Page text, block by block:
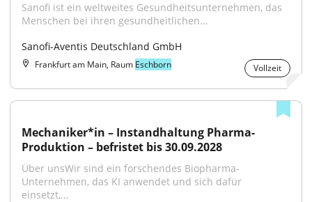
Sanofi ist ein weltweites Gesundheitsunternehmen, das
Menschen bei ihren gesundheitlichen...
Sanofi-Aventis Deutschland GmbH
Frankfurt am Main, Raum Eschborn Vollzeit
Mechaniker*in – Instandhaltung Pharma-
Produktion – befristet bis 30.09.2028
Über unsWir sind ein forschendes Biopharma-
Unternehmen, das KI anwendet und sich dafür
einsetzt,...